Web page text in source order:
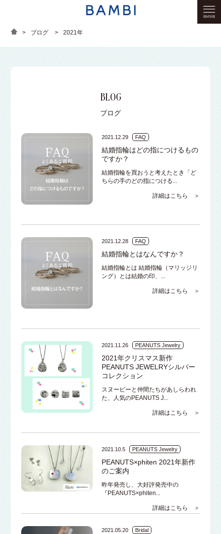
> ブログ > 2021年
BLOG
ブログ
2021.12.29 FAQ
結婚指輪はどの指につけるもの
ですか？
結婚指輪を買おうと考えたとき「ど
ちらの手のどの指につける...
詳細はこちら ＞
2021.12.28 FAQ
結婚指輪とはなんですか？
結婚指輪とは 結婚指輪（マリッジリ
ング）とは結婚の印、...
詳細はこちら ＞
2021.11.26 PEANUTS Jewelry
2021年クリスマス新作
PEANUTS JEWELRYシルバー
コレクション
スヌーピーと仲間たちがあしらわれ
た、人気のPEANUTS J...
詳細はこちら ＞
2021.10.5 PEANUTS Jewelry
PEANUTS×phiten 2021年新作
のご案内
昨年発売し、大好評発売中の
『PEANUTS×phiten...
詳細はこちら ＞
2021.05.20 Bridal